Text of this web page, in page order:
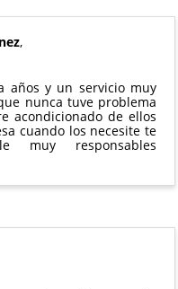
con la legislación
sido montado ni
,
años y un servicio muy
nunca tuve problema
acondicionado de ellos
cuando los necesite te
muy responsables